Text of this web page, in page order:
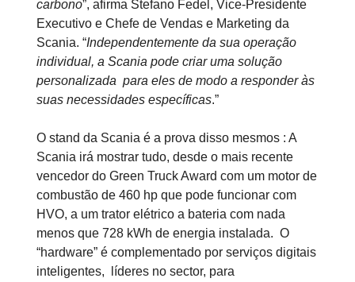
carbono”, afirma Stefano Fedel, Vice-Presidente
Executivo e Chefe de Vendas e Marketing da
Scania. “Independentemente da sua operação
individual, a Scania pode criar uma solução
personalizada para eles de modo a responder às
suas necessidades específicas.”
O stand da Scania é a prova disso mesmos : A
Scania irá mostrar tudo, desde o mais recente
vencedor do Green Truck Award com um motor de
combustão de 460 hp que pode funcionar com
HVO, a um trator elétrico a bateria com nada
menos que 728 kWh de energia instalada. O
“hardware” é complementado por serviços digitais
inteligentes, líderes no sector, para